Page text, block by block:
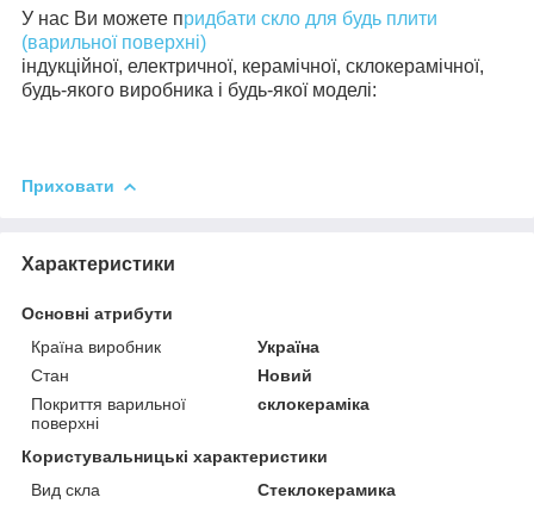
У нас Ви можете придбати скло для будь плити
(варильної поверхні)
індукційної, електричної, керамічної, склокерамічної,
будь-якого виробника і будь-якої моделі:
Приховати
Характеристики
Основні атрибути
Країна виробник
Україна
Стан
Новий
Покриття варильної
поверхні
склокераміка
Користувальницькі характеристики
Вид скла
Стеклокерамика